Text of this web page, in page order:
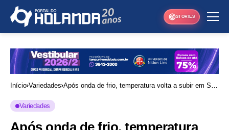
STORIES
Início Variedades Após onda de frio, temperatura volta a subir em São
Variedades